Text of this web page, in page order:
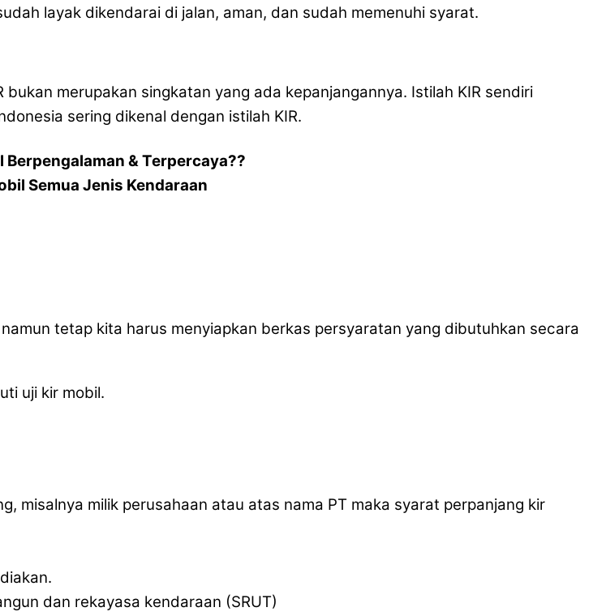
layak dikendarai di jalan, aman, dan sudah memenuhi syarat.
merupakan singkatan yang ada kepanjangannya. Istilah KIR sendiri
sering dikenal dengan istilah KIR.
Berpengalaman & Terpercaya??
Semua Jenis Kendaraan
tetap kita harus menyiapkan berkas persyaratan yang dibutuhkan secara
uji kir mobil.
misalnya milik perusahaan atau atas nama PT maka syarat perpanjang kir
dan rekayasa kendaraan (SRUT)